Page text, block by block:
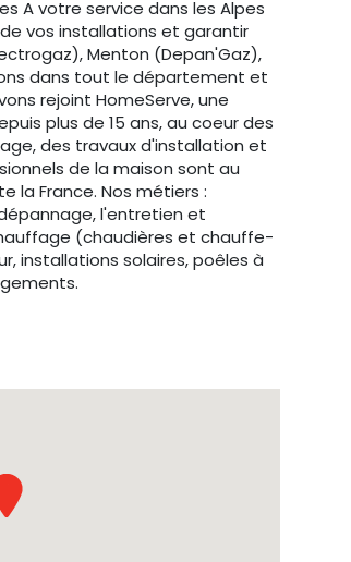
A votre service dans les Alpes
vos installations et garantir
Menton (Depan'Gaz),
dans tout le département et
rejoint HomeServe, une
plus de 15 ans, au coeur des
des travaux d'installation et
de la maison sont au
la France. Nos métiers :
l'entretien et
(chaudières et chauffe-
installations solaires, poêles à